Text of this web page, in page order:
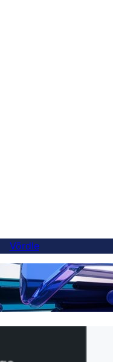
Võrdle
Weglot'i alternatiiv — ja
5 minutiga